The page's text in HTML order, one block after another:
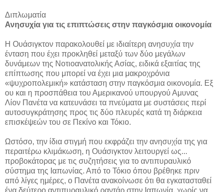
Διπλωματία
Ανησυχία για τις επιπτώσεις στην παγκόσμια οικονομία
Η Ουάσιγκτον παρακολουθεί με ιδιαίτερη ανησυχία την
ένταση που έχει προκληθεί μεταξύ των δύο μεγάλων
δυνάμεων της Νοτιοανατολικής Ασίας, ειδικά εξαιτίας της
επίπτωσης που μπορεί να έχει μια μακροχρόνια
«ψυχροπολεμική» κατάσταση στην παγκόσμια οικονομία. Εξ
ου και η προσπάθεια του Αμερικανού υπουργού Αμυνας
Λίον Πανέτα να κατευνάσει τα πνεύματα με συστάσεις περί
αυτοσυγκράτησης προς τις δύο πλευρές κατά τη διάρκεια
επισκέψεών του σε Πεκίνο και Τόκιο.
Ωστόσο, την ίδια στιγμή που εκφράζει την ανησυχία της για
περαιτέρω κλιμάκωση, η Ουάσιγκτον λειτουργεί ως...
προβοκάτορας με τις συζητήσεις για το αντιπυραυλικό
σύστημα της Ιαπωνίας. Από το Τόκιο όπου βρέθηκε πριν
από λίγες ημέρες, ο Πανέτα ανακοίνωσε ότι θα εγκατασταθεί
ένα δεύτερο αντιπυραυλικό ραντάρ στην Ιαπωνία, χωρίς να